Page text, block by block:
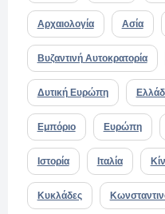
Αρχαιολογία Ασία
Βυζαντινή Αυτοκρατορία
Δυτική Ευρώπη
Εμπόριο Ευρώπη
Ιστορία Ιταλία
Κυκλάδες